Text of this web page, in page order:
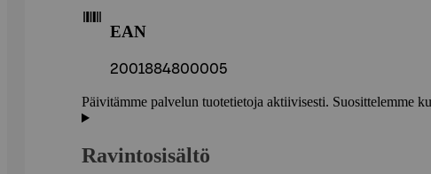
EAN
2001884800005
Päivitämme palvelun tuotetietoja aktiivisesti. Suosittelemme
Ravintosisältö